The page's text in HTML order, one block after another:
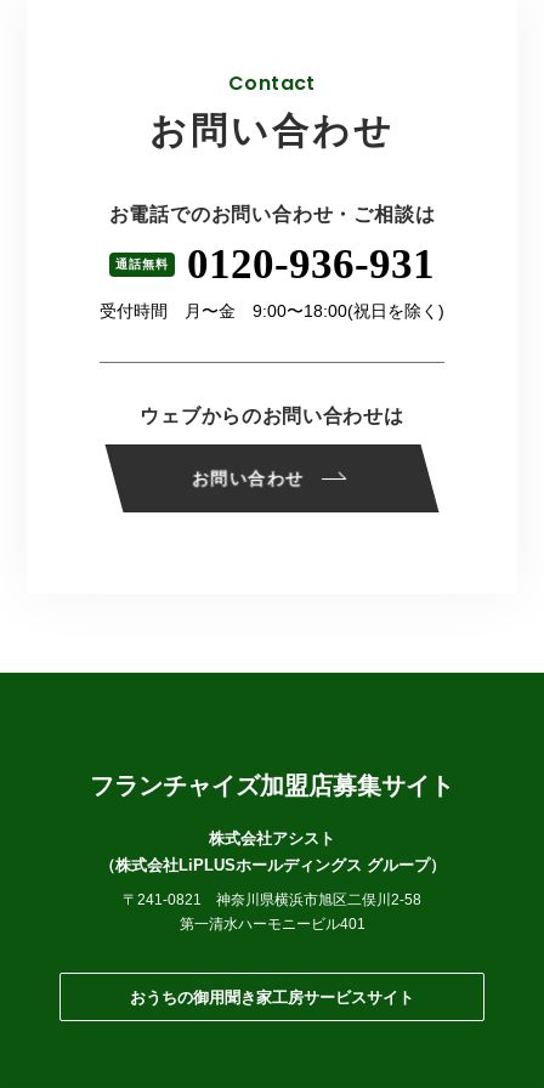
Contact
お問い合わせ
お電話でのお問い合わせ・ご相談は
通話無料 0120-936-931
受付時間 月〜金 9:00〜18:00(祝日を除く)
ウェブからのお問い合わせは
お問い合わせ
フランチャイズ加盟店募集サイト
株式会社アシスト
（株式会社LiPLUSホールディングス グループ）
〒241-0821 神奈川県横浜市旭区二俣川2-58
第一清水ハーモニービル401
おうちの御用聞き家工房サービスサイト